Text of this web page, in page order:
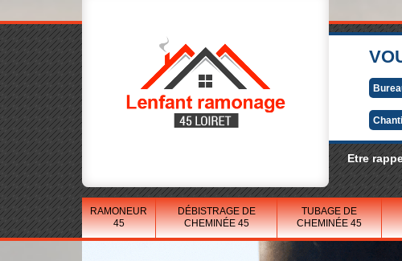
Etre
RAMONEUR
45
DÉBISTRAGE DE
CHEMINÉE 45
TUBAGE DE
CHEMINÉE 45